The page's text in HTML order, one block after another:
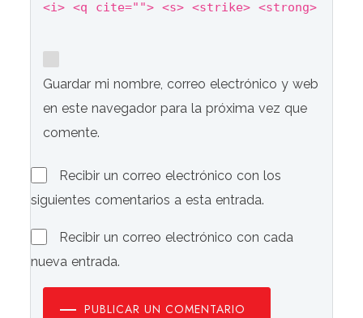
<i> <q cite=""> <s> <strike> <strong>
Guardar mi nombre, correo electrónico y web
en este navegador para la próxima vez que
comente.
Recibir un correo electrónico con los
siguientes comentarios a esta entrada.
Recibir un correo electrónico con cada
nueva entrada.
PUBLICAR UN COMENTARIO